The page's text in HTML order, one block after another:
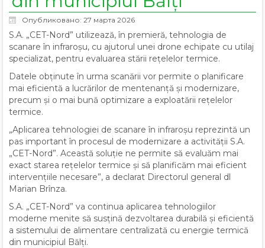
Опубликовано: 27 марта 2026
S.A. „CET-Nord” utilizează, în premieră, tehnologia de
scanare în infraroșu, cu ajutorul unei drone echipate cu utilaj
specializat, pentru evaluarea stării rețelelor termice.
Datele obținute în urma scanării vor permite o planificare
mai eficientă a lucrărilor de mentenanță și modernizare,
precum și o mai bună optimizare a exploatării rețelelor
termice.
„Aplicarea tehnologiei de scanare în infraroșu reprezintă un
pas important în procesul de modernizare a activității S.A.
„CET-Nord”. Această soluție ne permite să evaluăm mai
exact starea rețelelor termice și să planificăm mai eficient
intervențiile necesare”, a declarat Directorul general dl
Marian Brînza.
S.A. „CET-Nord” va continua aplicarea tehnologiilor
moderne menite să susțină dezvoltarea durabilă și eficientă
a sistemului de alimentare centralizată cu energie termică
din municipiul Bălți.